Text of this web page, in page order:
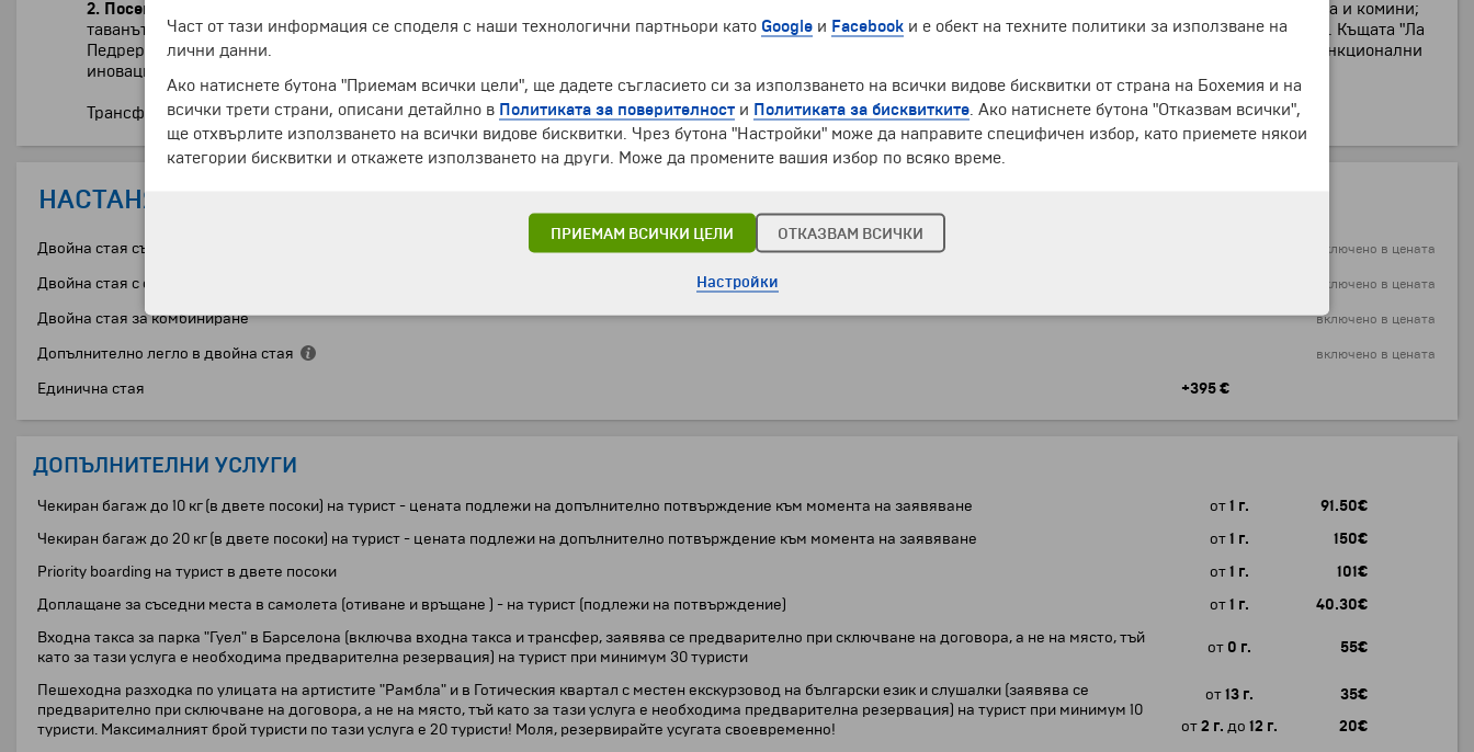
2. Посещение на къщата
- покривът с причудливите каменни форми и ефектни стълбища и комини;
таванът с 270 арки, наподобяващи гръбнака на кит; апартаментът, пресъздаващ живота на буржоазно семейство от Барселона, обзаведен с мебели от XX век. Къщата "Ла
Педрера", построена между 1906 и 1912 г., е считана за едно от най-емблематичните произведения на архитекта Антони Гауди със своите конструктивни и функционални
иновации в стил каталунски модернизъм.
Трансфер до летището. Отпътуване за България с полет на авиокомпания "Wizz Air" или "Ryanair". Пристигане на летище София.
НАСТАНЯВАНЕ
Двойна стая със спалня включено в цената
Двойна стая с отделни легла включено в цената
Двойна стая за комбиниране включено в цената
Допълнително легло в двойна стая включено в цената
Единична стая +395 €
ДОПЪЛНИТЕЛНИ УСЛУГИ
Чекиран багаж до 10 кг (в двете посоки) на турист - цената подлежи на допълнително потвърждение към момента на заявяване от1 г. 91.50€
Чекиран багаж до 20 кг (в двете посоки) на турист - цената подлежи на допълнително потвърждение към момента на заявяване
от1 г. 150€
Priority boarding на турист в двете посоки
от1 г. 101€
Доплащане за съседни места в самолета (отиване и връщане ) - на турист (подлежи на потвърждение)
от1 г. 40.30€
Входна такса за парка "Гуел" в Барселона (включва входна такса и трансфер, заявява се предварително при сключване на договора, а не на място, тъй
като за тази услуга е необходима предварителна резервация) на турист при минимум 30 туристи
от 0 г. 55€
Пешеходна разходка по улицата на артистите "Рамбла" и в Готическия квартал с местен екскурзовод на български език и слушалки (заявява се
предварително при сключване на договора, а не на място, тъй като за тази услуга е необходима предварителна резервация) на турист при минимум 10
туристи. Максималният брой туристи по тази услуга е 20 туристи! Моля, резервирайте усугата своевременно!
от13 г. 35€
от2 г. до12 г. 20€
Част от тази информация се споделя с наши технологични партньори като Google и Facebook и е обект на техните политики за използване на
лични данни.
Ако натиснете бутона "Приемам всички цели", ще дадете съгласието си за използването на всички видове бисквитки от страна на Бохемия и на
всички трети страни, описани детайлно в Политиката за поверителност и Политиката за бисквитките . Ако натиснете бутона "Отказвам всички",
ще отхвърлите използването на всички видове бисквитки. Чрез бутона "Настройки" може да направите специфичен избор, като приемете някои
категории бисквитки и откажете използването на други. Може да промените вашия избор по всяко време.
ПРИЕМАМ ВСИЧКИ ЦЕЛИ ОТКАЗВАМ ВСИЧКИ
Настройки